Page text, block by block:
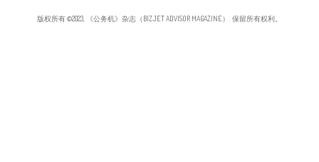
版权所有 ©2023, 《公务机》杂志（BIZJET ADVISOR MAGAZINE）. 保留所有权利。